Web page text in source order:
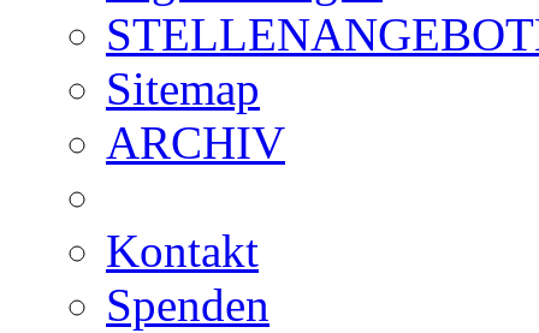
Sitemap
ARCHIV
Kontakt
Spenden